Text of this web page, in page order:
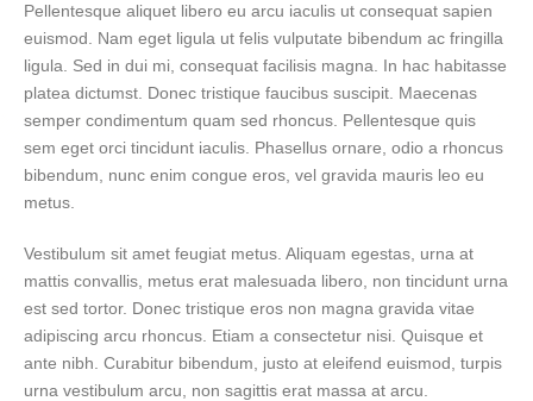
Pellentesque aliquet libero eu arcu iaculis ut consequat sapien
euismod. Nam eget ligula ut felis vulputate bibendum ac fringilla
ligula. Sed in dui mi, consequat facilisis magna. In hac habitasse
platea dictumst. Donec tristique faucibus suscipit. Maecenas
semper condimentum quam sed rhoncus. Pellentesque quis
sem eget orci tincidunt iaculis. Phasellus ornare, odio a rhoncus
bibendum, nunc enim congue eros, vel gravida mauris leo eu
metus.
Vestibulum sit amet feugiat metus. Aliquam egestas, urna at
mattis convallis, metus erat malesuada libero, non tincidunt urna
est sed tortor. Donec tristique eros non magna gravida vitae
adipiscing arcu rhoncus. Etiam a consectetur nisi. Quisque et
ante nibh. Curabitur bibendum, justo at eleifend euismod, turpis
urna vestibulum arcu, non sagittis erat massa at arcu.